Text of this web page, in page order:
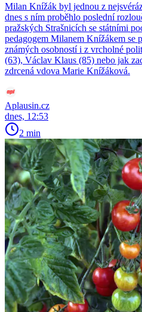
Milan Knížák byl jednou z
dnes s ním proběhlo poslední
pražských Strašnicích se státními
pedagogem Milanem Knížákem se
známých osobností i z vrcholné
(63), Václav Klaus (85) nebo jak
zdrcená vdova Marie Knížáková.
Aplausin.cz
dnes, 12:53
2 min